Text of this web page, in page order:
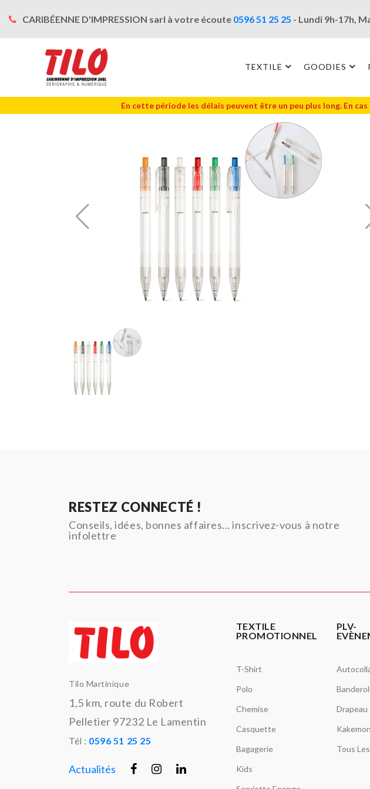
CARIBÉENNE D'IMPRESSION sarl à votre écoute 0596 51 25 25 - Lundi 9h-17h,
TEXTILE GOODIES
En cette période les délais peuvent être un peu plus long. En
RESTEZ CONNECTÉ !
Conseils, idées, bonnes affaires... inscrivez-vous à notre
infolettre
Tilo Martinique
1,5 km, route du Robert
Pelletier 97232 Le Lamentin
Tél : 0596 51 25 25
Actualités
TEXTILE
PROMOTIONNEL
T-Shirt
Polo
Chemise
Casquette
Bagagerie
Kids
PLV-
Drapeau
Tous